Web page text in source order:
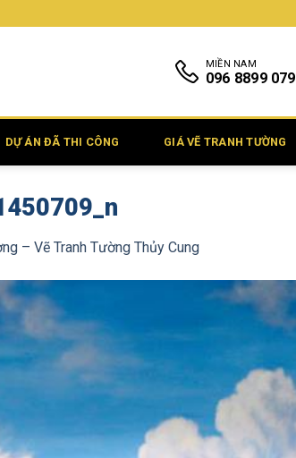
MIỀN NAM
096 8899 079
DỰ ÁN ĐÃ THI CÔNG GIÁ VẼ TRANH TƯỜNG
– Vẽ Tranh Tường Thủy Cung